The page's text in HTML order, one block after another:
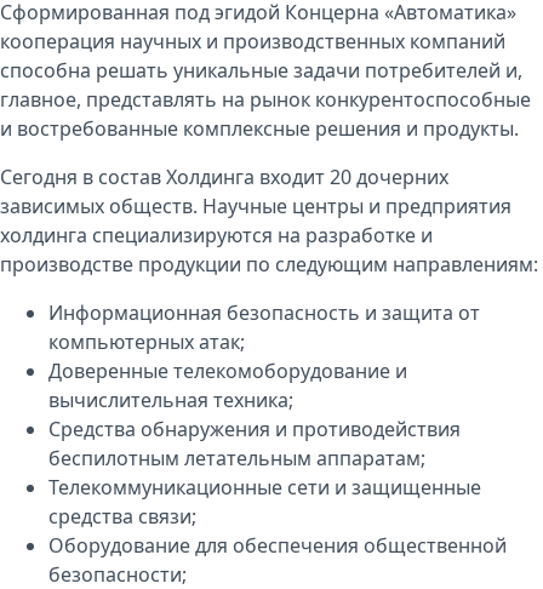
Сформированная под эгидой Концерна «Автоматика»
кооперация научных и производственных компаний
способна решать уникальные задачи потребителей и,
главное, представлять на рынок конкурентоспособные
и востребованные комплексные решения и продукты.
Сегодня в состав Холдинга входит 20 дочерних
зависимых обществ. Научные центры и предприятия
холдинга специализируются на разработке и
производстве продукции по следующим направлениям:
Информационная безопасность и защита от
компьютерных атак;
Доверенные телекомоборудование и
вычислительная техника;
Средства обнаружения и противодействия
беспилотным летательным аппаратам;
Телекоммуникационные сети и защищенные
средства связи;
Оборудование для обеспечения общественной
безопасности;